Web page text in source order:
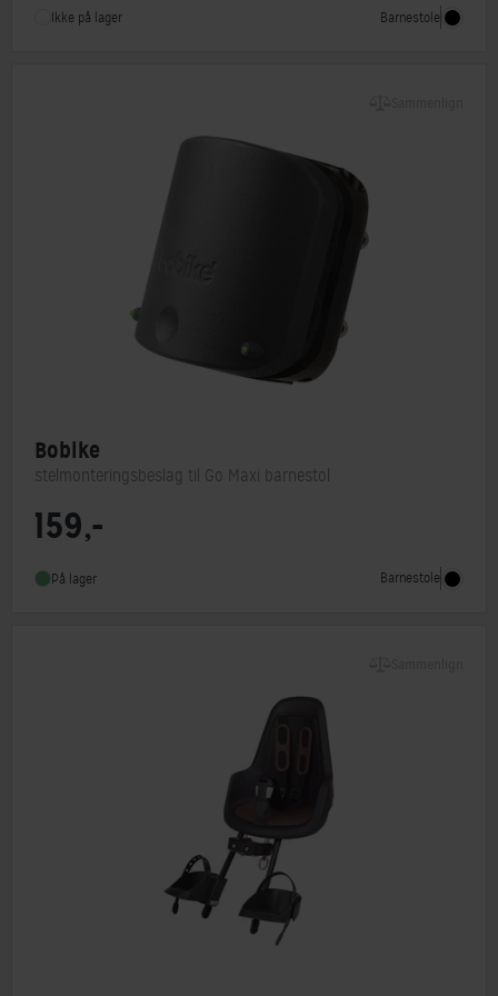
Ikke på lager Barnestole
Bobike
stelmonteringsbeslag til Go Maxi barnestol
Barnestol type
159,-
På lager Barnestole